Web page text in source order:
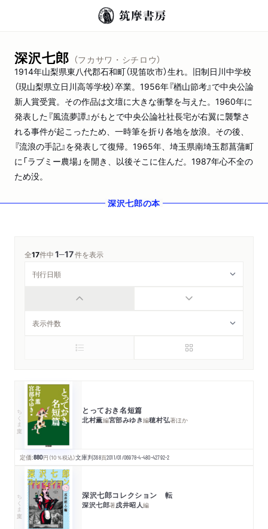
深沢七郎 （フカサワ・シチロウ）
1914年山梨県東八代郡石和町（現笛吹市）生れ。旧制日川中学校
（現山梨県立日川高等学校）卒業。1956年『楢山節考』で中央公論
新人賞受賞。その作品は文壇に大きな衝撃を与えた。1960年に
発表した『風流夢譚』がもとで中央公論社社長宅が右翼に襲撃さ
れる事件が起こったため、一時筆を折り各地を放浪。その後、
『流浪の手記』を発表して復帰。1965年、埼玉県南埼玉郡菖蒲町
に「ラブミー農場」を開き、以後そこに住んだ。1987年心不全の
ため没。
深沢七郎の本
全17件中1─17件を表示
ちくま文庫 とっておき名短篇
北村薫編宮部みゆき編穂村弘著ほか
定価:880円 （10％税込）文庫判368頁2011/01/06978-4-480-42792-2
ちくま文庫 深沢七郎コレクション 転
深沢七郎著戌井昭人編